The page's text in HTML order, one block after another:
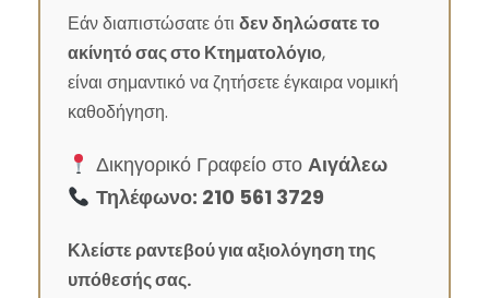
Εάν διαπιστώσατε ότι δεν δηλώσατε το
ακίνητό σας στο Κτηματολόγιο,
είναι σημαντικό να ζητήσετε έγκαιρα νομική
καθοδήγηση.
Δικηγορικό Γραφείο στο Αιγάλεω
Τηλέφωνο: 210 561 3729
Κλείστε ραντεβού για αξιολόγηση της
υπόθεσής σας.